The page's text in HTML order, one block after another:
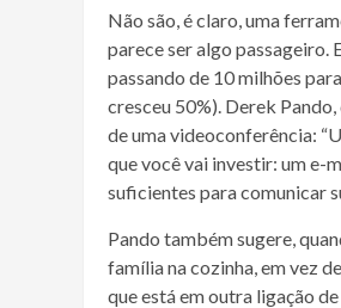
Não são, é claro, uma
parece ser algo passageiro.
passando de 10 milhões
cresceu 50%). Derek
de uma videoconferência:
que você vai investir: um e-
suficientes para comunicar
Pando também sugere,
família na cozinha, em vez
que está em outra ligação